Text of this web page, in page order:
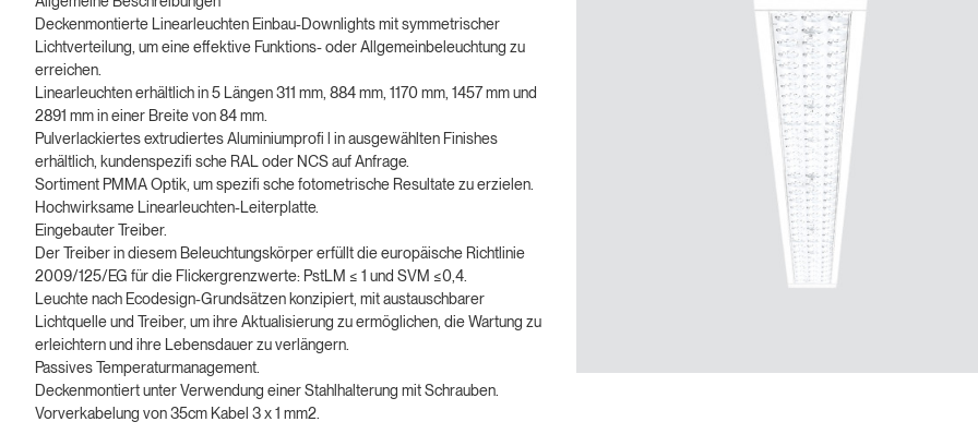
Deckenmontierte Linearleuchten Einbau-Downlights mit symmetrischer
Lichtverteilung, um eine effektive Funktions- oder Allgemeinbeleuchtung zu
erreichen.
Linearleuchten erhältlich in 5 Längen 311 mm, 884 mm, 1170 mm, 1457 mm und
2891 mm in einer Breite von 84 mm.
Pulverlackiertes extrudiertes Aluminiumprofi l in ausgewählten Finishes
erhältlich, kundenspezifi sche RAL oder NCS auf Anfrage.
Sortiment PMMA Optik, um spezifi sche fotometrische Resultate zu erzielen.
Hochwirksame Linearleuchten-Leiterplatte.
Eingebauter Treiber.
Der Treiber in diesem Beleuchtungskörper erfüllt die europäische Richtlinie
2009/125/EG für die Flickergrenzwerte: PstLM ≤ 1 und SVM ≤0,4.
Leuchte nach Ecodesign-Grundsätzen konzipiert, mit austauschbarer
Lichtquelle und Treiber, um ihre Aktualisierung zu ermöglichen, die Wartung zu
erleichtern und ihre Lebensdauer zu verlängern.
Passives Temperaturmanagement.
Deckenmontiert unter Verwendung einer Stahlhalterung mit Schrauben.
Vorverkabelung von 35cm Kabel 3 x 1 mm2.